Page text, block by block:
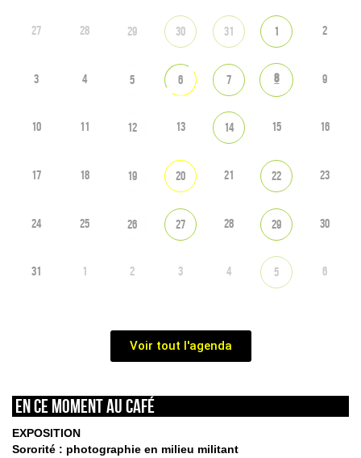
27 28 29 30 31 1 2
3 4 5 6 7 8 9
10 11 12 13 14 15 16
17 18 19 20 21 22 23
24 25 26 27 28 29 30
31 1 2 3 4 5 6
Voir tout l'agenda
En ce moment au café
EXPOSITION
Sororité : photographie en milieu militant